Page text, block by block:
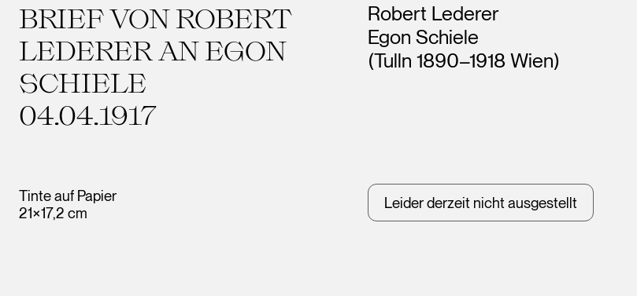
BRIEF VON ROBERT
LEDERER AN EGON
SCHIELE
04.04.1917
Tinte auf Papier
21×17,2 cm
Künstler*innen
Robert Lederer
Egon Schiele
(Tulln 1890–1918 Wien)
Leider derzeit nicht ausgestellt